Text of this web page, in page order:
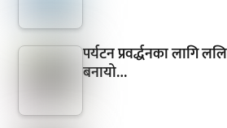
पर्यटन प्रवर्द्धनका लागि
बनायो…